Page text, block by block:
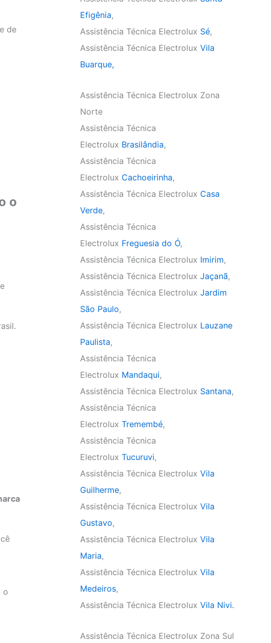
de
o
o
Efigênia,
Assistência Técnica Electrolux Sé,
Assistência Técnica Electrolux Vila
Buarque,
Assistência Técnica Electrolux Zona
Norte
Assistência Técnica
Electrolux Brasilândia,
Assistência Técnica
Electrolux Cachoeirinha,
Assistência Técnica Electrolux Casa
Verde,
Assistência Técnica
Electrolux Freguesia do Ó,
Assistência Técnica Electrolux Imirim,
Assistência Técnica Electrolux Jaçanã,
Assistência Técnica Electrolux Jardim
São Paulo,
Assistência Técnica Electrolux Lauzane
Paulista,
Assistência Técnica
Electrolux Mandaqui,
Assistência Técnica Electrolux Santana,
Assistência Técnica
Electrolux Tremembé,
Assistência Técnica
Electrolux Tucuruvi,
Assistência Técnica Electrolux Vila
Guilherme,
Assistência Técnica Electrolux Vila
Gustavo,
Assistência Técnica Electrolux Vila
Maria,
Assistência Técnica Electrolux Vila
Medeiros,
Assistência Técnica Electrolux Vila Nivi.
Assistência Técnica Electrolux Zona Sul